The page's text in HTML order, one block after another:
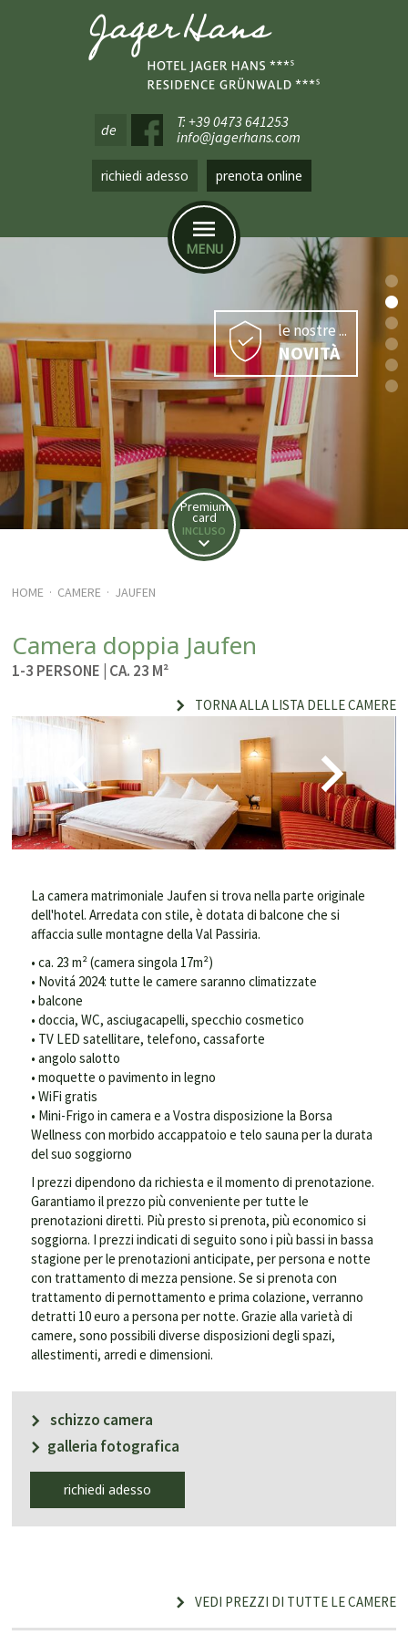
de
T: +39 0473 641253
info@jagerhans.com
richiedi adesso prenota online
MENU
le nostre ...
NOVITÀ
Premium
card
INCLUSO
HOME · CAMERE · JAUFEN
Camera doppia Jaufen
1-3 PERSONE | CA. 23 M²
TORNA ALLA LISTA DELLE CAMERE
La camera matrimoniale Jaufen si trova nella parte originale
dell'hotel. Arredata con stile, è dotata di balcone che si
affaccia sulle montagne della Val Passiria.
• ca. 23 m² (camera singola 17m²)
• Novitá 2024: tutte le camere saranno climatizzate
• balcone
• doccia, WC, asciugacapelli, specchio cosmetico
• TV LED satellitare, telefono, cassaforte
• angolo salotto
• moquette o pavimento in legno
• WiFi gratis
• Mini-Frigo in camera e a Vostra disposizione la Borsa
Wellness con morbido accappatoio e telo sauna per la durata
del suo soggiorno
I prezzi dipendono da richiesta e il momento di prenotazione.
Garantiamo il prezzo più conveniente per tutte le
prenotazioni diretti. Più presto si prenota, più economico si
soggiorna. I prezzi indicati di seguito sono i più bassi in bassa
stagione per le prenotazioni anticipate, per persona e notte
con trattamento di mezza pensione. Se si prenota con
trattamento di pernottamento e prima colazione, verranno
detratti 10 euro a persona per notte. Grazie alla varietà di
camere, sono possibili diverse disposizioni degli spazi,
allestimenti, arredi e dimensioni.
schizzo camera
galleria fotografica
richiedi adesso
VEDI PREZZI DI TUTTE LE CAMERE